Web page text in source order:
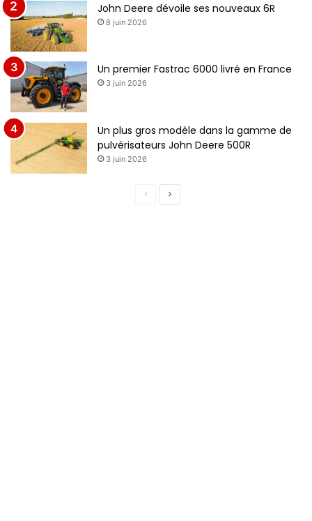
John Deere dévoile ses nouveaux 6R
8 juin 2026
Un premier Fastrac 6000 livré en France
3 juin 2026
Un plus gros modèle dans la gamme de
pulvérisateurs John Deere 500R
3 juin 2026
Page
Page